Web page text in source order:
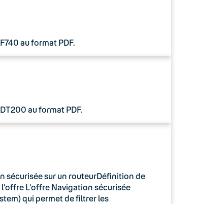
au format PDF.
au format PDF.
sécurisée sur un routeurDéfinition de
L’offre Navigation sécurisée
qui permet de filtrer les